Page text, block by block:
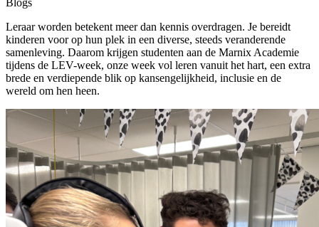
Blogs
Leraar worden betekent meer dan kennis overdragen. Je bereidt
kinderen voor op hun plek in een diverse, steeds veranderende
samenleving. Daarom krijgen studenten aan de Marnix Academie
tijdens de LEV-week, onze week vol leren vanuit het hart, een extra
brede en verdiepende blik op kansengelijkheid, inclusie en de
wereld om hen heen.